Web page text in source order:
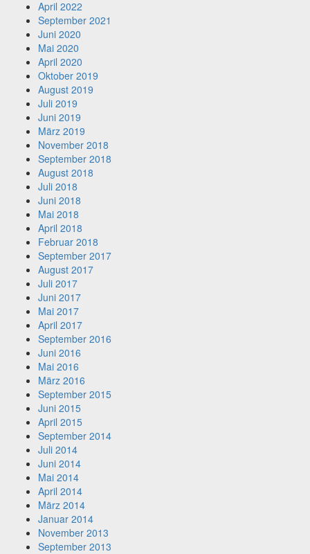
April 2022
September 2021
Juni 2020
Mai 2020
April 2020
Oktober 2019
August 2019
Juli 2019
Juni 2019
März 2019
November 2018
September 2018
August 2018
Juli 2018
Juni 2018
Mai 2018
April 2018
Februar 2018
September 2017
August 2017
Juli 2017
Juni 2017
Mai 2017
April 2017
September 2016
Juni 2016
Mai 2016
März 2016
September 2015
Juni 2015
April 2015
September 2014
Juli 2014
Juni 2014
Mai 2014
April 2014
März 2014
Januar 2014
November 2013
September 2013